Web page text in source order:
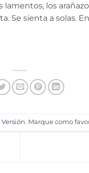
los
Se sienta a solas.
Versión. Marque como